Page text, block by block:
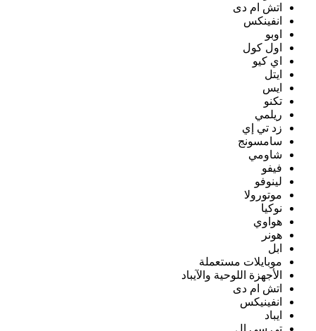
اتش ام دى
انفينكس
اوبو
اول كول
اي كيو
ايتل
ايس
تكنو
ريلمي
زد تي إي
سامسونج
شاومي
فيفو
لينوفو
موتورولا
نوكيا
هواوي
هونر
ابل
موبايلات مستعملة
الأجهزة اللوحية والآيباد
اتش ام دى
انفينيكس
ايباد